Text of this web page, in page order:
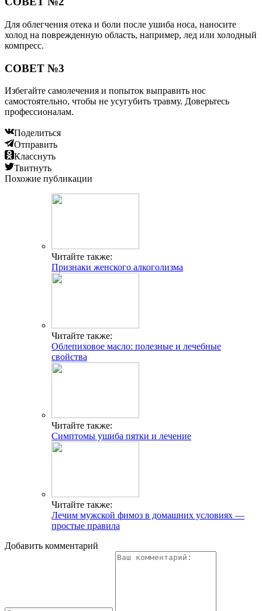
Для облегчения отека и боли после ушиба носа, наносите
холод на поврежденную область, например, лед или холодный
компресс.
СОВЕТ №3
Избегайте самолечения и попыток выправить нос
самостоятельно, чтобы не усугубить травму. Доверьтесь
профессионалам.
Поделиться
Отправить
Класснуть
Твитнуть
Похожие публикации
Читайте также:
Признаки женского алкоголизма
Читайте также:
Облепиховое масло: полезные и лечебные
свойства
Читайте также:
Симптомы ушиба пятки и лечение
Читайте также:
Лечим мужской фимоз в домашних условиях —
простые правила
Добавить комментарий